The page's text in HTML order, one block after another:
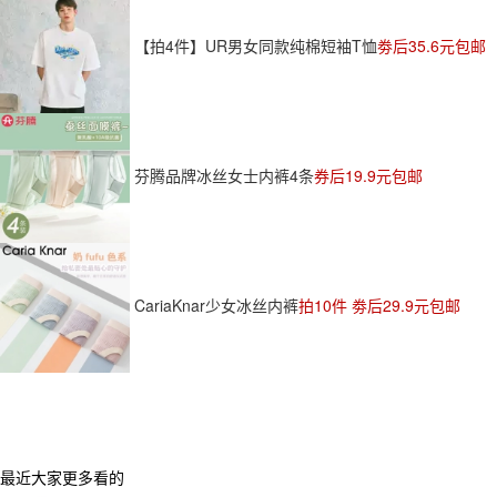
【拍4件】UR男女同款纯棉短袖T恤劵后35.6元包邮
芬腾品牌冰丝女士内裤4条券后19.9元包邮
CariaKnar少女冰丝内裤拍10件 劵后29.9元包邮
最近大家更多看的